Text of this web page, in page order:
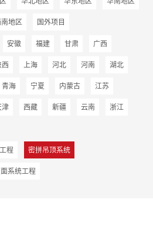
南地区 国外项目
安徽 福建 甘肃 广西
西 上海 河北 河南 湖北
青海 宁夏 内蒙古 江苏
津 西藏 新疆 云南 浙江
程 密拼吊顶系统
系统工程